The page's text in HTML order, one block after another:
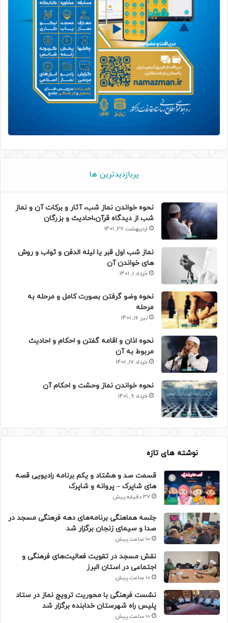
پربازدیدترین ها
نحوه خواندن نماز شب، آثار و برکات آن و نماز
شب از دیدگاه قرآن،احادیث و بزرگان
اردیبهشت 27, 1401
نماز شب اول قبر یا لیله الدفن و ثواب و روش
های خواندن آن
خرداد 1, 1401
نحوه وضو گرفتن بصورت کامل و مرحله به
مرحله
تیر 16, 1401
نحوه اذان و اقامه گفتن و احکام و احادیث
مربوط به آن
خرداد 17, 1401
نحوه خواندن نماز وحشت و احکام آن
خرداد 9, 1401
نوشته های تازه
قسمت صد و هشتاد و یکم برنامه رادیویی قصه
های شاپرک – پروانه و شاپرک
37 دقیقه پیش
جلسه هماهنگی برنامه‌های دهه فرهنگی مسجد در
صدا و سیمای زنجان برگزار شد
10 ساعت پیش
نقش مسجد در تقویت فعالیت‌های فرهنگی و
اجتماعی در استان البرز
10 ساعت پیش
نشست فرهنگی با محوریت ترویج نماز در ستاد
پلیس راه شهرستان خدابنده برگزار شد
10 ساعت پیش